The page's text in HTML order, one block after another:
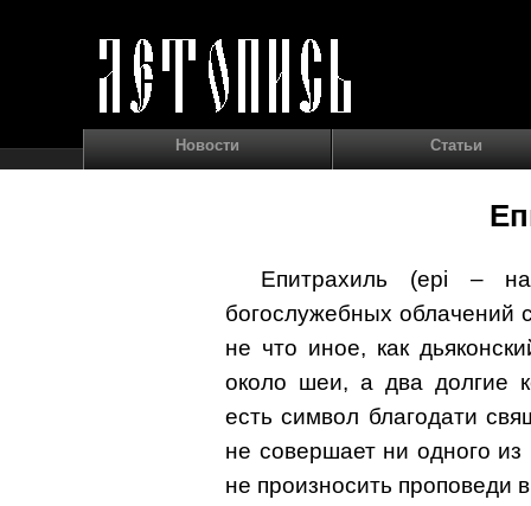
Новости Статьи
Епитрахиль (epi –
богослужебных
не что иное, как
около шеи, а два долгие
есть символ благодати
не совершает ни одного
не произносить проповеди